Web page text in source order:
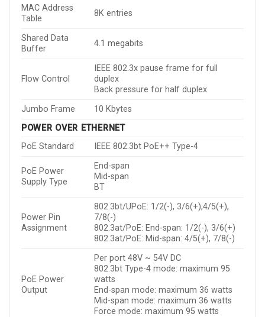
MAC Address
Table
8K entries
Shared Data
Buffer
4.1 megabits
Flow Control
IEEE 802.3x pause frame for full
duplex
Back pressure for half duplex
Jumbo Frame
10 Kbytes
POWER OVER ETHERNET
PoE Standard
IEEE 802.3bt PoE++ Type-4
PoE Power
Supply Type
End-span
Mid-span
BT
Power Pin
Assignment
802.3bt/UPoE: 1/2(-), 3/6(+),4/5(+),
7/8(-)
802.3at/PoE: End-span: 1/2(-), 3/6(+)
802.3at/PoE: Mid-span: 4/5(+), 7/8(-)
PoE Power
Output
Per port 48V ~ 54V DC
802.3bt Type-4 mode: maximum 95
watts
End-span mode: maximum 36 watts
Mid-span mode: maximum 36 watts
Force mode: maximum 95 watts